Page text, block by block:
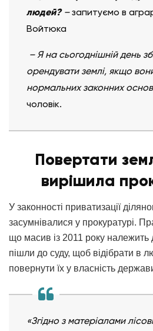
людей? –запитуємо в
Войтюка
– Я на сьогоднішній день
орендувати землі, якщо вони
нормальних законних
чоловік.
Повертати
вирішила
У законності приватизації
засумнівалися у прокуратурі.
що масив із 2011 року належить
пішли до суду, щоб відібрати в
повернути їх у власність
«Згідно з матеріалами